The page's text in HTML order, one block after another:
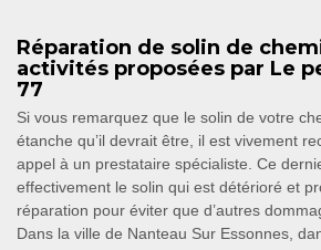
Réparation de solin de
activités proposées par Le
77
Si vous remarquez que le solin de votre
étanche qu’il devrait être, il est vivement
appel à un prestataire spécialiste. Ce
effectivement le solin qui est détérioré et
réparation pour éviter que d’autres
Dans la ville de Nanteau Sur Essonnes,